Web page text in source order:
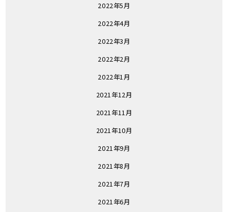
2022年5月
2022年4月
2022年3月
2022年2月
2022年1月
2021年12月
2021年11月
2021年10月
2021年9月
2021年8月
2021年7月
2021年6月